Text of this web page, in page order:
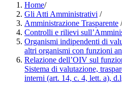
Home/
Gli Atti Amministrativi /
Amministrazione Trasparente /
Controlli e rilievi
Organismi indipendenti di
altri organismi con funzioni
Relazione dell’OIV sul
Sistema di valutazione,
interni (art. 14, c. 4, lett. a),